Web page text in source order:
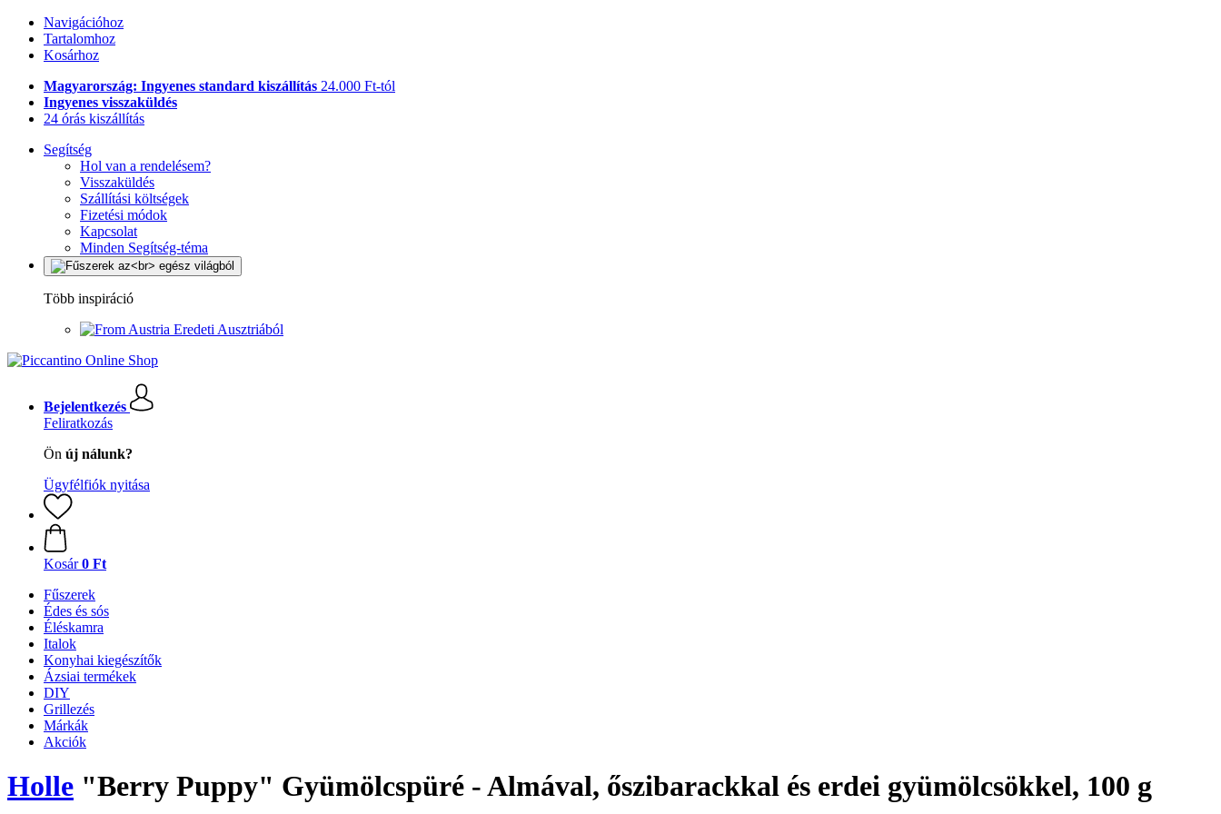
Navigációhoz
Tartalomhoz
Kosárhoz
Magyarország: Ingyenes standard kiszállítás 24.000 Ft-tól
Ingyenes visszaküldés
24 órás kiszállítás
Segítség
Hol van a rendelésem?
Visszaküldés
Szállítási költségek
Fizetési módok
Kapcsolat
Minden Segítség-téma
Több inspiráció
Eredeti Ausztriából
Bejelentkezés
Feliratkozás
Ön új nálunk?
Ügyfélfiók nyitása
Kosár 0 Ft
Fűszerek
Édes és sós
Éléskamra
Italok
Konyhai kiegészítők
Ázsiai termékek
DIY
Grillezés
Márkák
Akciók
Holle "Berry Puppy" Gyümölcspüré - Almával, őszibarackkal és erdei gyümölcsökkel, 100 g